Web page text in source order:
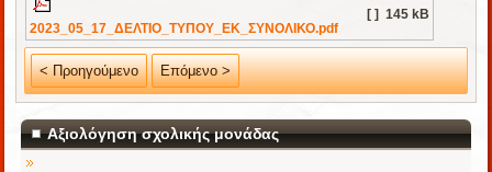
2023_05_17_ΔΕΛΤΙΟ_ΤΥΠΟΥ_ΕΚ_ΣΥΝΟΛΙΚΟ.pdf
[ ] 145 kB
< Προηγούμενο Επόμενο >
Αξιολόγηση σχολικής μονάδας